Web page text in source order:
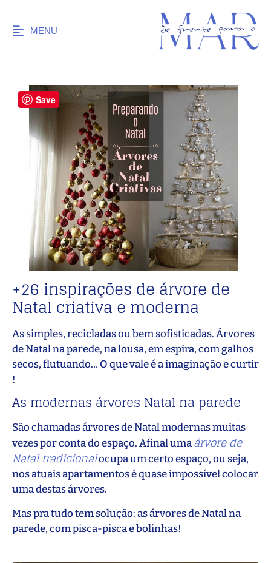
MENU
+26 inspirações de árvore de
Natal criativa e moderna
As simples, recicladas ou bem sofisticadas. Árvores
de Natal na parede, na lousa, em espira, com galhos
secos, flutuando… O que vale é a imaginação e curtir
!
As modernas árvores Natal na parede
São chamadas árvores de Natal modernas muitas
vezes por conta do espaço. Afinal umaárvore de
Natal tradicionalocupa um certo espaço, ou seja,
nos atuais apartamentos é quase impossível colocar
uma destas árvores.
Mas pra tudo tem solução: as árvores de Natal na
parede, com pisca-pisca e bolinhas!
Save